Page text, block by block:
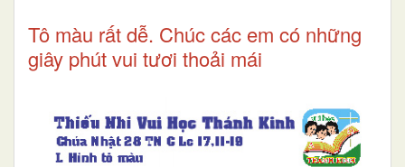
Tô màu rất dễ. Chúc các em có những
giây phút vui tươi thoải mái